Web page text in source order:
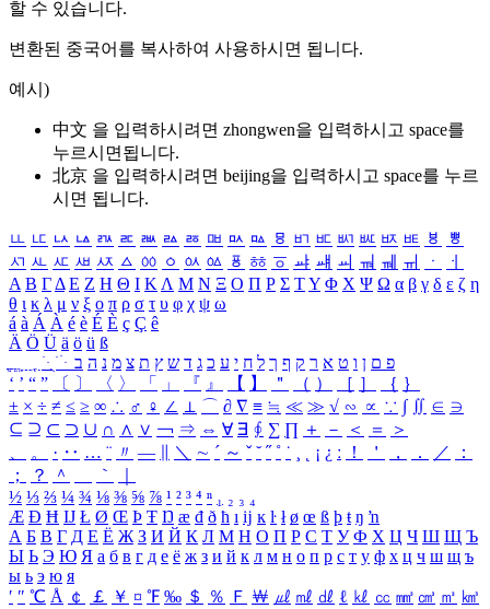
할 수 있습니다.
변환된 중국어를 복사하여 사용하시면 됩니다.
예시)
中文 을 입력하시려면 zhongwen을 입력하시고 space를
누르시면됩니다.
北京 을 입력하시려면 beijing을 입력하시고 space를 누르
시면 됩니다.
ㅥ ㅦ ㅧ ㅨ ㅩ ㅪ ㅫ ㅬ ㅭ ㅮ ㅯ ㅰ ㅱ ㅲ ㅳ ㅴ ㅵ ㅶ ㅷ ㅸ
ㅹ
ㅺ ㅻ ㅼ ㅽ ㅾ ㅿ ㆀ ㆁ ㆂ ㆃ ㆄ ㆅ ㆆ ㆇ ㆈ ㆉ ㆊ ㆋ ㆌ ㆍ
ㆎ
Α Β ΓΔ Ε Ζ Η Θ Ι ΚΛ Μ Ν Ξ Ο Π Ρ Σ ΤΥ Φ Χ Ψ Ω α β γ δ ε ζ η
θ ι κ λ μ ν ξ ο π ρ σ τ υ φ χ ψ ω
á à Á À é è É È ç Ç ê
Ä Ö Ü ä ö ü ß
ִֶֹ ֻּ ׁׂ פ ם ן ו ט א ר ק ף ך ל ח י ע כ ג ד ש ץ ת צ מ נ ה ב
‘ ’ “ ” 〔 〕 〈 〉 「 」 『 』 【 】 ＂ （ ） ［ ］ ｛ ｝
± × ÷ ≠ ≤ ≥ ∞ ∴ ♂ ♀ ∠ ⊥ ⌒ ∂ ∇ ≡ ≒ ≪ ≫ √ ∽ ∝ ∵ ∫ ∬ ∈ ∋
⊆ ⊇ ⊂ ⊃ ∪ ∩ ∧ ∨ ￢ ⇒ ⇔ ∀ ∃ ∮ ∑ ∏ ＋ － ＜ ＝
＞
、
。 · ‥ … ¨ 〃 ― ＼ ∼ ´ ～ ˇ ˘ ˝ ˚ ˙ ¸ ¡ ¿ ː ！ ＇ ， ． ／
：
；
？ ＾ ｀
½ ⅓ ⅔ ¼ ¾ ⅛ ⅜ ⅝ ⅞ ¹ ² ³ ⁴ ⁿ ₁ ₂ ₃ ₄
Æ Ð Ħ Ĳ Ł Ø Œ Þ Ŧ Ŋ æ đ ð ħ ı ĳ ĸ ŀ ł ø œ ß þ ŧ ŋ ŉ
А Б В Г Д Е Ё Ж З И Й К Л М Н О П Р С Т У Ф Х Ц Ч Ш Щ Ъ
Ы Ь Э Ю Я а б в г д е ё ж з и й к л м н о п р с т у ф х ц ч ш щ ъ
ы ь э ю я
′ ″ ℃ Å ￠ ￡ ￥ ¤ ℉ ‰ ＄ ％ Ｆ ￦ ㎕ ㎖ ㎗ ℓ ㎘ ㏄ ㎣ ㎤ ㎥ ㎦